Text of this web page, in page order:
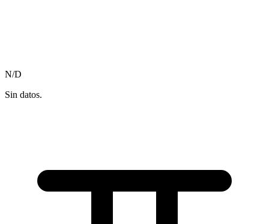
N/D
Sin datos.